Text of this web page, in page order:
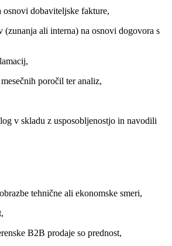
dobaviteljske fakture,
(zunanja ali interna) na osnovi dogovora s
poročil ter analiz,
v skladu z usposobljenostjo in navodili
tehnične ali ekonomske smeri,
B2B prodaje so prednost,